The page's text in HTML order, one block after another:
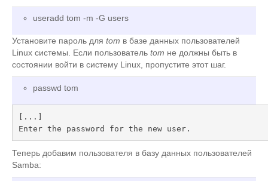
useradd tom -m -G users
Установите пароль для tom в базе данных пользователей
Linux системы. Если пользователь tom не должны быть в
состоянии войти в систему Linux, пропустите этот шаг.
passwd tom
[...]
Enter the password for the new user.
Теперь добавим пользователя в базу данных пользователей
Samba: